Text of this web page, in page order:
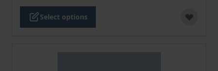
Select options